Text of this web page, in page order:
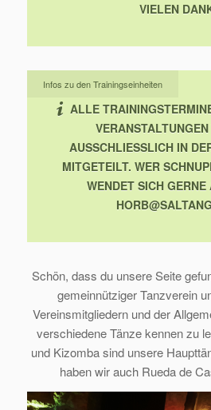
VIELEN
Infos zu den Trainingseinheiten
ALLE
AUSSCHLIESSLICH IN DER
ITGETEILT. WER
WENDET SICH
Schön, dass du unsere Seite
gemeinnütziger Tanzverein
Vereinsmitgliedern und der
verschiedene Tänze kennen zu
und Kizomba sind unsere
haben wir auch Rueda de
Video-